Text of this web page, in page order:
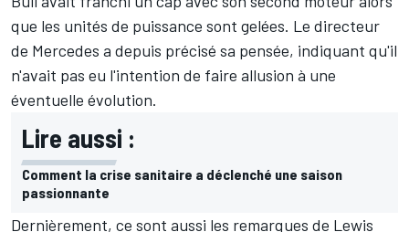
que les unités de puissance sont gelées. Le directeur
de Mercedes a depuis précisé sa pensée, indiquant qu'il
n'avait pas eu l'intention de faire allusion à une
éventuelle évolution.
Lire aussi :
Comment la crise sanitaire a déclenché une saison
passionnante
Dernièrement, ce sont aussi les remarques de Lewis